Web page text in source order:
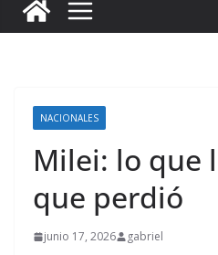
NACIONALES
Milei: lo que
que perdió
junio 17, 2026 gabriel